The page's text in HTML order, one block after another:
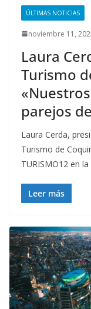
ÚLTIMAS NOTICIAS
noviembre 11,
Laura
Turismo
parejos
Laura Cerda,
Turismo de
TURISMO12 en
Leer más